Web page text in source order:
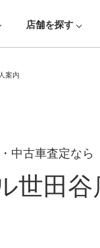
店舗を探す
案内
中古車査定なら
世田谷